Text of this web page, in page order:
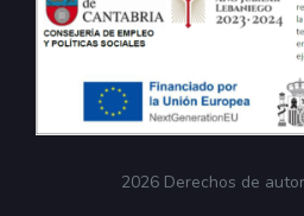
2026 Derechos de